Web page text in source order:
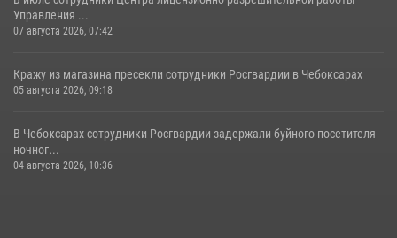
Управления ...
07 августа 2026, 07:42
Кражу из магазина пресекли сотрудники Росгвардии в Чебоксарах
05 августа 2026, 09:18
В Чебоксарах сотрудники Росгвардии задержали буйного посетителя
ночног...
04 августа 2026, 10:36